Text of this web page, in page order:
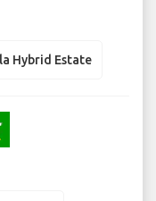
Hybrid Estate